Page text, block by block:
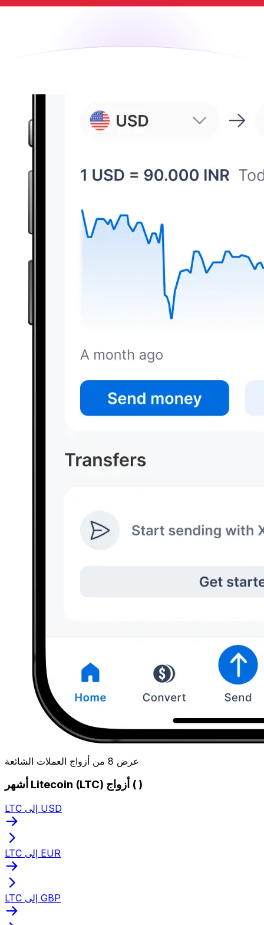
عرض 8 من أزواج العملات الشائعة
أشهر Litecoin (LTC) أزواج ( )
LTC إلى USD
LTC إلى EUR
LTC إلى GBP